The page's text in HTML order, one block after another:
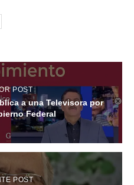
POST
a una Televisora por
Federal
POST